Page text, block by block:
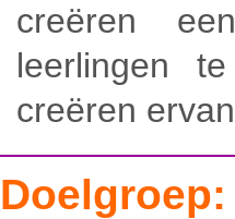
creëren
leerlingen
creëren
Doelgroep: